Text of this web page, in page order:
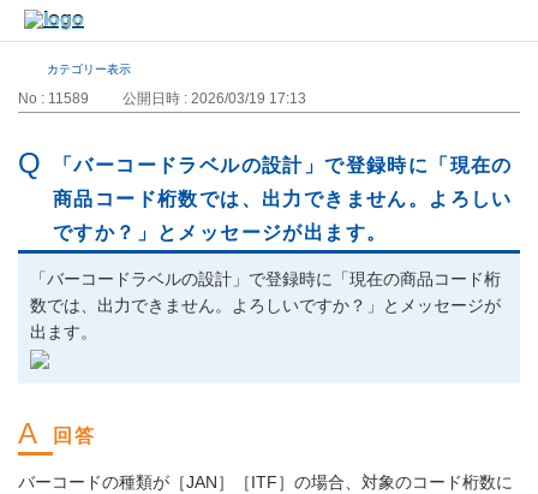
カテゴリー表示
No : 11589 公開日時 : 2026/03/19 17:13
「バーコードラベルの設計」で登録時に「現在の
商品コード桁数では、出力できません。よろしい
ですか？」とメッセージが出ます。
「バーコードラベルの設計」で登録時に「現在の商品コード桁
数では、出力できません。よろしいですか？」とメッセージが
出ます。
バーコードの種類が［JAN］［ITF］の場合、対象のコード桁数に